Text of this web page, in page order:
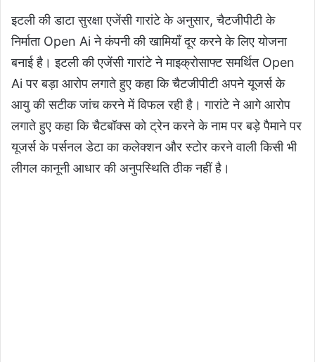
इटली की डाटा सुरक्षा एजेंसी गारांटे के अनुसार, चैटजीपीटी के
निर्माता Open Ai ने कंपनी की खामियाँ दूर करने के लिए योजना
बनाई है। इटली की एजेंसी गारांटे ने माइक्रोसाफ्ट समर्थित Open
Ai पर बड़ा आरोप लगाते हुए कहा कि चैटजीपीटी अपने यूजर्स के
आयु की सटीक जांच करने में विफल रही है। गारांटे ने आगे आरोप
लगाते हुए कहा कि चैटबॉक्स को ट्रेन करने के नाम पर बड़े पैमाने पर
यूजर्स के पर्सनल डेटा का कलेक्शन और स्टोर करने वाली किसी भी
लीगल कानूनी आधार की अनुपस्थिति ठीक नहीं है।